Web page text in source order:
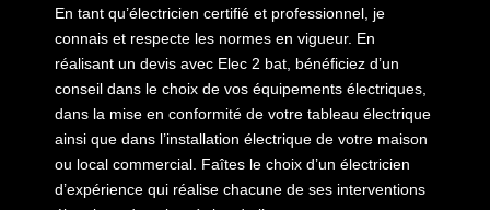
En tant qu’électricien certifié et professionnel, je
connais et respecte les normes en vigueur. En
réalisant un devis avec Elec 2 bat, bénéficiez d’un
conseil dans le choix de vos équipements électriques,
dans la mise en conformité de votre tableau électrique
ainsi que dans l’installation électrique de votre maison
ou local commercial. Faîtes le choix d’un électricien
d’expérience qui réalise chacune de ses interventions